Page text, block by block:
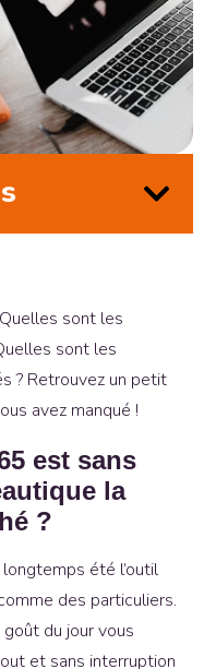
sont les
sont les
? Retrouvez un petit
avez manqué !
est sans
la
?
été l’outil
des particuliers.
du jour vous
et sans interruption